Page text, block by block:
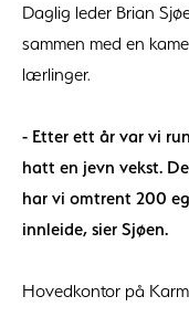
Daglig leder Brian
sammen med en
lærlinger.
- Etter ett år var vi
hatt en jevn vekst.
har vi omtrent 200
innleide, sier Sjøen.
Hovedkontor på